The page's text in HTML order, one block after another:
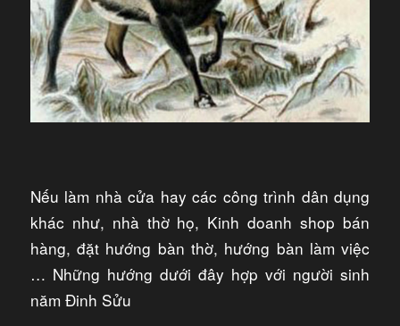
Nếu làm nhà cửa hay các công trình dân dụng
khác như, nhà thờ họ, Kinh doanh shop bán
hàng, đặt hướng bàn thờ, hướng bàn làm việc
… Những hướng dưới đây hợp với người sinh
năm Đinh Sửu